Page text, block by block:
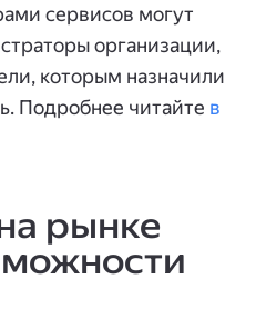
сервисов могут
организации,
которым назначили
Подробнее читайте в
рынке